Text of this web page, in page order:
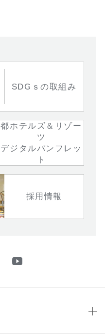
SDGｓの取組み
都ホテルズ＆リゾー
ツ
デジタルパンフレッ
ト
採用情報